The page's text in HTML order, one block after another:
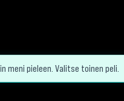
meni pieleen. Valitse toinen peli.